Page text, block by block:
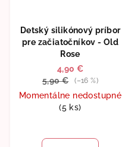
Detský silikónový príbor
pre začiatočníkov - Old
Rose
4,90 €
5,90 €
(–16 %)
Momentálne nedostupné
(5 ks)